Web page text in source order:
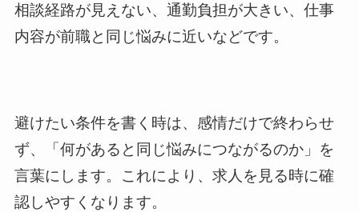
相談経路が見えない、通勤負担が大きい、仕事
内容が前職と同じ悩みに近いなどです。
避けたい条件を書く時は、感情だけで終わらせ
ず、「何があると同じ悩みにつながるのか」を
言葉にします。これにより、求人を見る時に確
認しやすくなります。